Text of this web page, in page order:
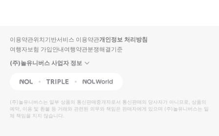
입니
다.
높
은
순
동
영
상
순
상
이용약관위치기반서비스 이용약관개인정보 처리방침
여행자보험 가입안내여행약관분쟁해결기준
(주)놀유니버스 사업자 정보
NOL Triple Interpark Global
(주)놀유니버스는 일부 상품의 통신판매중개자로서 통신판매의 당사자가 아니므로, 상품의
예약, 이용 및 환불 등 거래와 관련된 의무와 책임은 판매자에게 있으며 (주)놀유니버스는 일
체 책임을 지지 않습니다.